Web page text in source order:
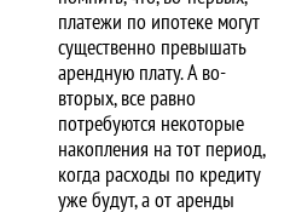
платежи по ипотеке могут
существенно превышать
арендную плату. А во-
вторых, все равно
потребуются некоторые
накопления на тот период,
когда расходы по кредиту
уже будут, а от аренды